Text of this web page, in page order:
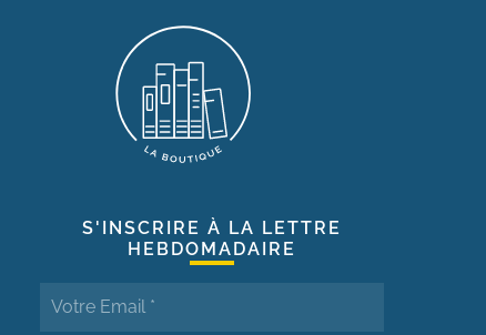
S'INSCRIRE À LA LETTRE
HEBDOMADAIRE